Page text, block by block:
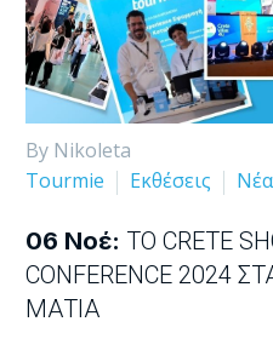
By Nikoleta
Tourmie
Εκθέσεις Νέα
06 Νοέ: ΤΟ CRETE
CONFERENCE 2024
ΜΑΤΙΆ